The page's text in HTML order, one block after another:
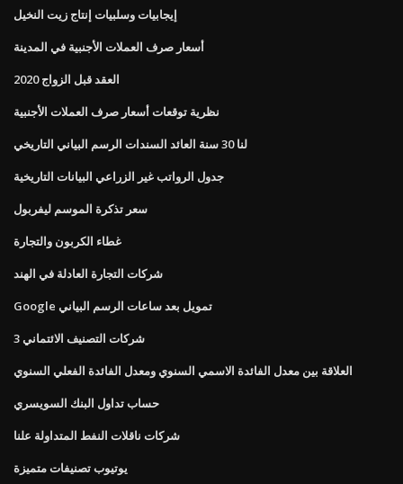
إيجابيات وسلبيات إنتاج زيت النخيل
أسعار صرف العملات الأجنبية في المدينة
العقد قبل الزواج 2020
نظرية توقعات أسعار صرف العملات الأجنبية
لنا 30 سنة العائد السندات الرسم البياني التاريخي
جدول الرواتب غير الزراعي البيانات التاريخية
سعر تذكرة الموسم ليفربول
غطاء الكربون والتجارة
شركات التجارة العادلة في الهند
Google تمويل بعد ساعات الرسم البياني
3 شركات التصنيف الائتماني
العلاقة بين معدل الفائدة الاسمي السنوي ومعدل الفائدة الفعلي السنوي
حساب تداول البنك السويسري
شركات ناقلات النفط المتداولة علنا
يوتيوب تصنيفات متميزة